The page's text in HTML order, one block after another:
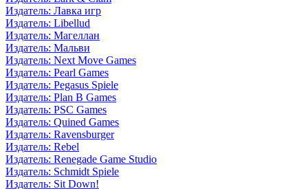
Издатель: Лавка игр
Издатель: Libellud
Издатель: Магеллан
Издатель: Мальви
Издатель: Next Move Games
Издатель: Pearl Games
Издатель: Pegasus Spiele
Издатель: Plan B Games
Издатель: PSC Games
Издатель: Quined Games
Издатель: Ravensburger
Издатель: Rebel
Издатель: Renegade Game Studio
Издатель: Schmidt Spiele
Издатель: Sit Down!